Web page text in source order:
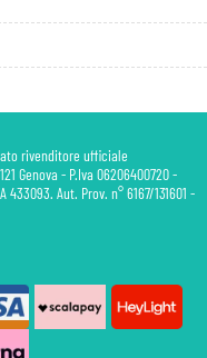
rivenditore ufficiale
Genova - P.Iva 06206400720 -
Aut. Prov. n° 6167/131601 -